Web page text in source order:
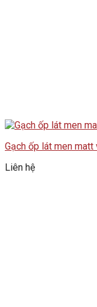
Gạch ốp lát men
Liên hệ